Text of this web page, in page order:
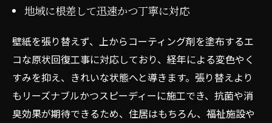
地域に根差して迅速かつ丁寧に対応
壁紙を張り替えず、上からコーティング剤を塗布するエ
コな原状回復工事に対応しており、経年による変色やく
すみを抑え、きれいな状態へと導きます。張り替えより
もリーズナブルかつスピーディーに施工でき、抗菌や消
臭効果が期待できるため、住居はもちろん、福祉施設や